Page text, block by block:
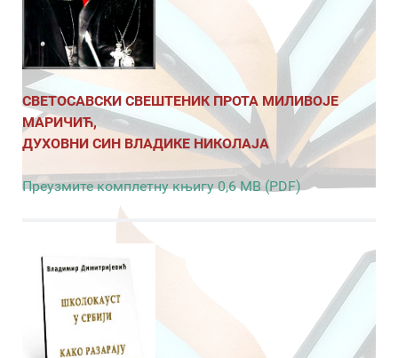
СВЕТОСАВСКИ СВЕШТЕНИК ПРОТА МИЛИВОЈЕ
МАРИЧИЋ,
ДУХОВНИ СИН ВЛАДИКЕ НИКОЛАЈА
Преузмите комплетну књигу 0,6 MB (PDF)